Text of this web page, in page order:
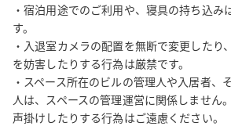
・宿泊用途でのご利用や、寝具の持ち込み
す。
・入退室カメラの配置を無断で変更したり
を妨害したりする行為は厳禁です。
・スペース所在のビルの管理人や入居者、
人は、スペースの管理運営に関係しません
声掛けしたりする行為はご遠慮ください。